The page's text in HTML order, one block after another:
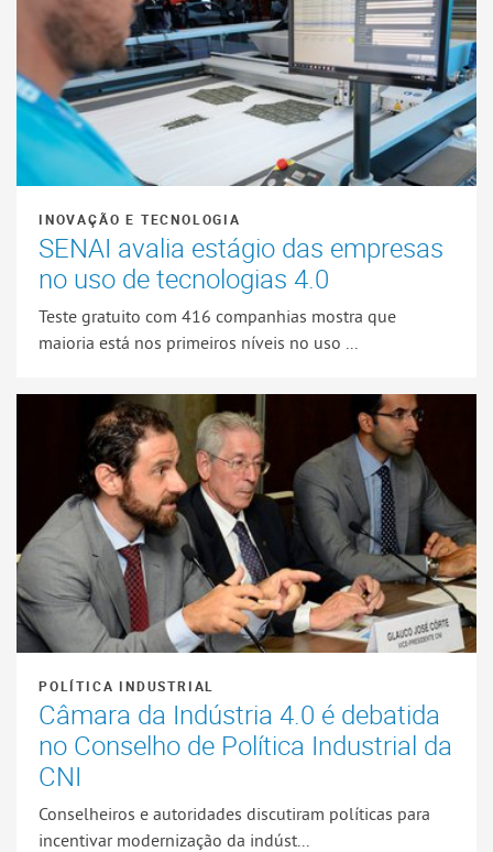
INOVAÇÃO E TECNOLOGIA
SENAI avalia estágio das empresas
no uso de tecnologias 4.0
Teste gratuito com 416 companhias mostra que
maioria está nos primeiros níveis no uso ...
POLÍTICA INDUSTRIAL
Câmara da Indústria 4.0 é debatida
no Conselho de Política Industrial da
CNI
Conselheiros e autoridades discutiram políticas para
incentivar modernização da indúst...